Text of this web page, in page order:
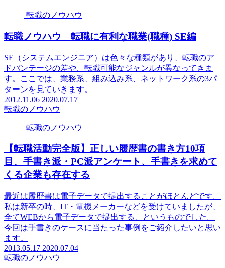
転職のノウハウ
転職ノウハウ 転職に有利な職業(職種) SE編
SE（システムエンジニア）は色々な種類があり、転職のア
ドバンテージの差や、転職可能なジャンルが異なってきま
す。ここでは、業務系、組み込み系、ネットワーク系の3パ
ターンを見ていきます。
2012.11.06 2020.07.17
転職のノウハウ
転職のノウハウ
【転職活動完全版】正しい履歴書の書き方10項
目、手書き派・PC派アンケート、手書きを求めて
くる企業も存在する
最近は履歴書は電子データで提出することがほとんどです。
私は新卒の時、IT・電機メーカーなどを受けていましたが、
全てWEBから電子データで提出する、というものでした。
今回は手書きのケースに当たった事例をご紹介したいと思い
ます。
2013.05.17 2020.07.04
転職のノウハウ